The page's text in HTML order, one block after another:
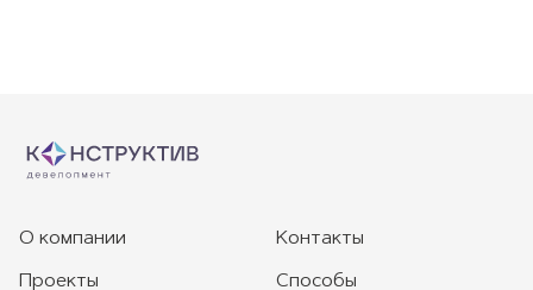
О компании
Проекты
Контакты
Способы